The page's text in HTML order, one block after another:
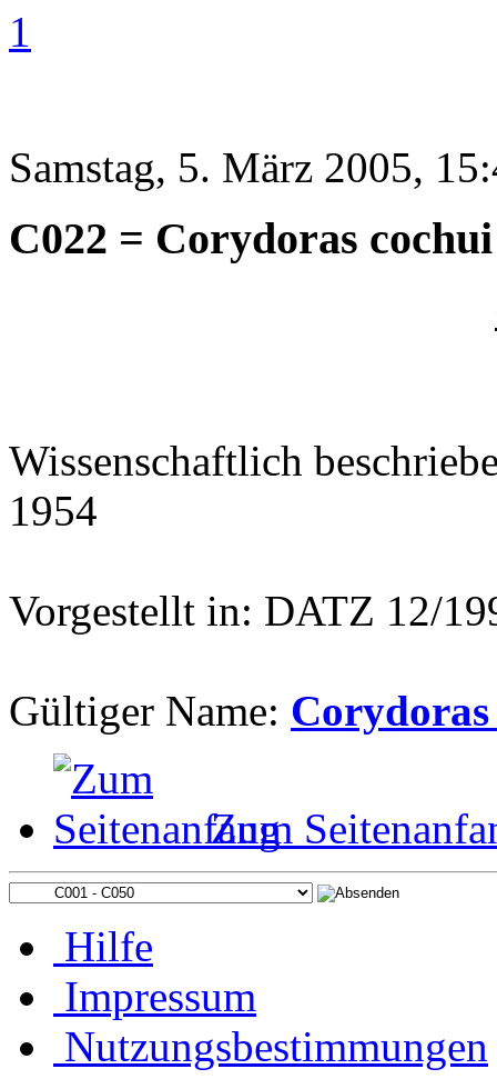
1
Samstag, 5. März 2005,
C022 = Corydoras cochui
Wissenschaftlich
1954
Vorgestellt in: DATZ 12/
Gültiger Name:
Zum
Hilfe
Impressum
Nutzungsbestimmungen